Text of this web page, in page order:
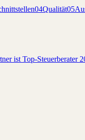
04Qualität05
ist Top-Steuerberater